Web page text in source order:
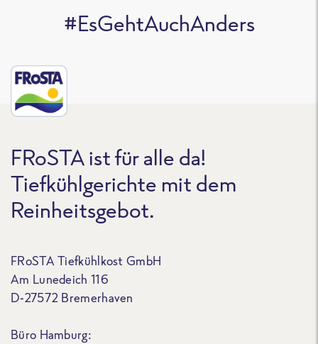
#EsGehtAuchAnders
FRoSTA ist für alle da!
Tiefkühlgerichte mit dem
Reinheitsgebot.
FRoSTA Tiefkühlkost GmbH
Am Lunedeich 116
D-27572 Bremerhaven
Büro Hamburg: